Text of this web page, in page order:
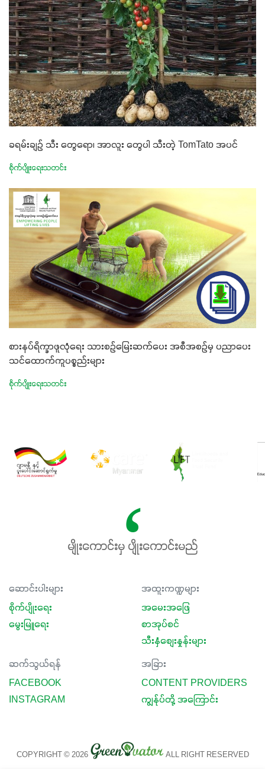
ခရမ်းချဉ် သီး တွေရော၊ အာလူး တွေပါ သီးတဲ့ TomTato အပင်
စိုက်ပျိုးရေးသတင်း
စားနပ်ရိက္ခာဖူလုံရေး သားစဉ်မြေးဆက်ပေး အစီအစဉ်မှ ပညာပေး
သင်ထောက်ကူပစ္စည်းများ
စိုက်ပျိုးရေးသတင်း
မျိုးကောင်းမှ ပျိုးကောင်းမည်
ဆောင်းပါးများ
စိုက်ပျိုးရေး
မွေးမြူရေး
အထူးကဏ္ဍများ
အမေးအဖြေ
စာအုပ်စင်
သီးနှံစျေးနှုန်းများ
ဆက်သွယ်ရန်
FACEBOOK
INSTAGRAM
အခြား
CONTENT PROVIDERS
ကျွန်ုပ်တို့ အကြောင်း
COPYRIGHT © 2026 ALL RIGHT RESERVED